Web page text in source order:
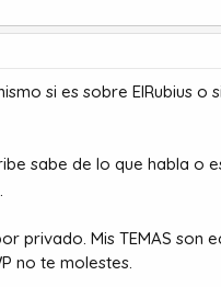
si es sobre ElRubius
sabe de lo que habla o
privado. Mis TEMAS son
no te molestes.